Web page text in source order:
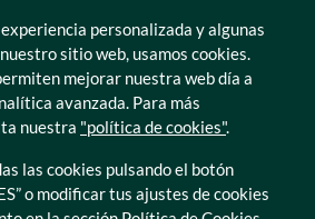
personalizada y algunas
sitio web, usamos cookies.
mejorar nuestra web día a
avanzada. Para más
nuestra "política de cookies".
las cookies pulsando el botón
o modificar tus ajustes de cookies